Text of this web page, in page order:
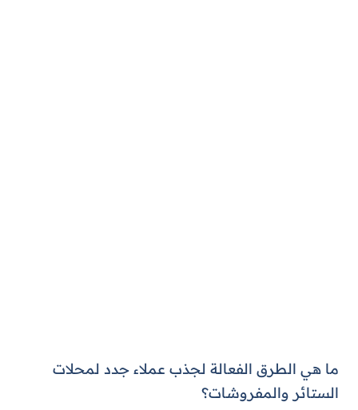
ما هي الطرق الفعالة لجذب عملاء جدد لمحلات
الستائر والمفروشات؟